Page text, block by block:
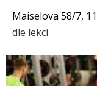
Maiselova 58/7,
dle lekcí